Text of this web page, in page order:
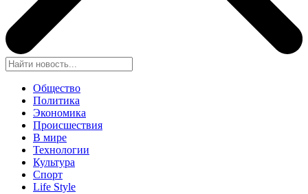
Общество
Политика
Экономика
Происшествия
В мире
Технологии
Культура
Спорт
Life Style